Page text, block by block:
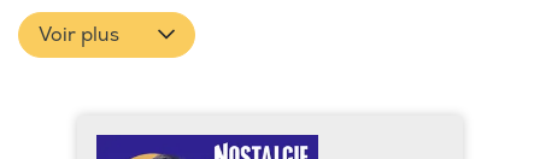
Voir plus